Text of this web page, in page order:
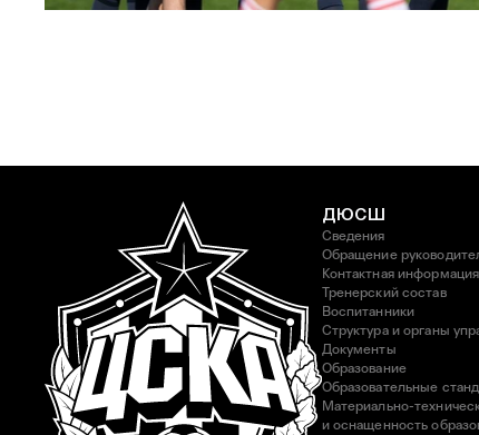
ДЮСШ
Сведения
Обращение
Контактная информация
Тренерский состав
Воспитанники
Структура и органы
Документы
Образование
Образовательные
Материально-
и оснащенность